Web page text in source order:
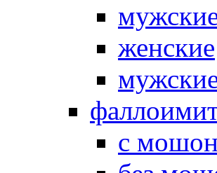
женские
с